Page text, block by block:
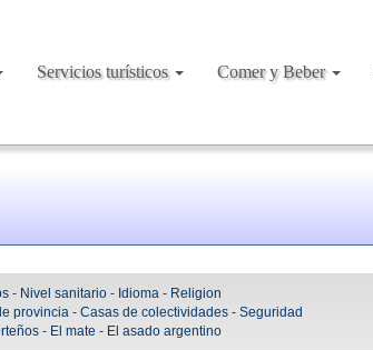
Servicios turísticos Comer y Beber
- Nivel sanitario - Idioma - Religion
provincia- Casas de colectividades- Seguridad
- El mate - El asado argentino